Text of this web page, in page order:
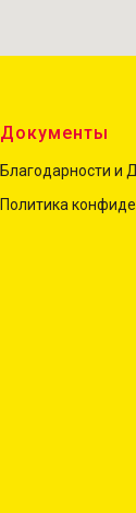
Документы
Благодарности и
Политика